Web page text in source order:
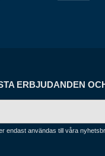
ERBJUDANDEN
endast användas till våra